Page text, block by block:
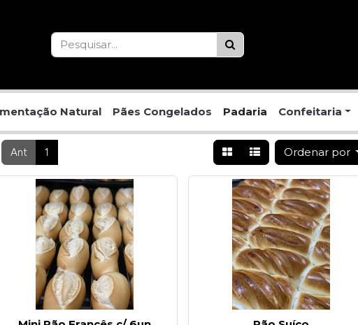
Natural Pães Congelados Padaria Confeitaria
Ant 1 Ordenar por